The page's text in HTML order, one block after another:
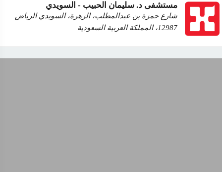
مستشفى د. سليمان الحبيب - السويدي
شارع حمزة بن عبدالمطلب، الزهرة، السويدي الرياض
12987، المملكة العربية السعودية